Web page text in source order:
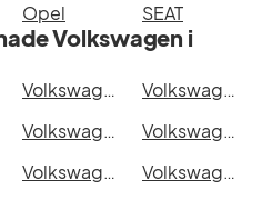
Opel SEAT
Volkswagen i
Volkswagen Golf GTI Performance i Helsingborg
Volkswagen Golf GTI Performance i Jönköping
Volkswagen Golf GTI Performance i Norrköping
Volkswagen Golf GTI Performance i Linköping
Volkswagen Golf GTI Performance i Halmstad
Volkswagen Golf GTI Performance i Växjö